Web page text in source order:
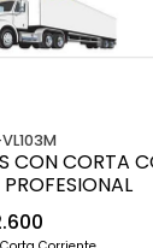
CON CORTA